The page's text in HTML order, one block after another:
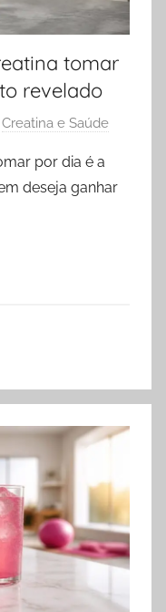
tomar
revelado
Creatina e Saúde
por dia é a
deseja ganhar